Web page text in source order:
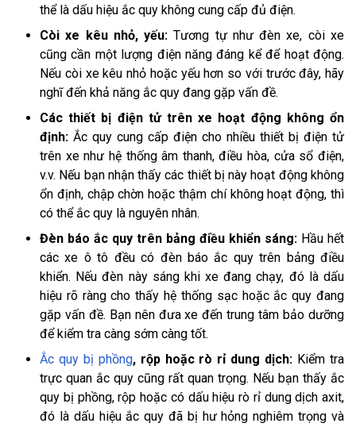
thể là dấu hiệu ắc quy không cung cấp đủ điện.
Còi xe kêu nhỏ, yếu: Tương tự như đèn xe, còi xe
cũng cần một lượng điện năng đáng kể để hoạt động.
Nếu còi xe kêu nhỏ hoặc yếu hơn so với trước đây, hãy
nghĩ đến khả năng ắc quy đang gặp vấn đề.
Các thiết bị điện tử trên xe hoạt động không ổn
định: Ắc quy cung cấp điện cho nhiều thiết bị điện tử
trên xe như hệ thống âm thanh, điều hòa, cửa sổ điện,
v.v. Nếu bạn nhận thấy các thiết bị này hoạt động không
ổn định, chập chờn hoặc thậm chí không hoạt động, thì
có thể ắc quy là nguyên nhân.
Đèn báo ắc quy trên bảng điều khiển sáng: Hầu hết
các xe ô tô đều có đèn báo ắc quy trên bảng điều
khiển. Nếu đèn này sáng khi xe đang chạy, đó là dấu
hiệu rõ ràng cho thấy hệ thống sạc hoặc ắc quy đang
gặp vấn đề. Bạn nên đưa xe đến trung tâm bảo dưỡng
để kiểm tra càng sớm càng tốt.
Ắc quy bị phồng, rộp hoặc rò rỉ dung dịch: Kiểm tra
trực quan ắc quy cũng rất quan trọng. Nếu bạn thấy ắc
quy bị phồng, rộp hoặc có dấu hiệu rò rỉ dung dịch axit,
đó là dấu hiệu ắc quy đã bị hư hỏng nghiêm trọng và